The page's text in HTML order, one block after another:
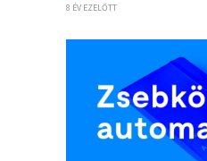
8 ÉV EZELŐTT